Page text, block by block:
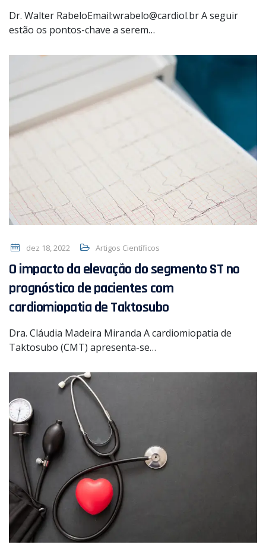
Dr. Walter RabeloEmail:wrabelo@cardiol.br A seguir
estão os pontos-chave a serem…
dez 18, 2022 Artigos Científicos
O impacto da elevação do segmento ST no
prognóstico de pacientes com
cardiomiopatia de Taktosubo
Dra. Cláudia Madeira Miranda A cardiomiopatia de
Taktosubo (CMT) apresenta-se…